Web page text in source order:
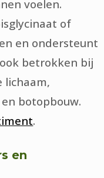
voelen.
of
en ondersteunt
betrokken bij
lichaam,
botopbouw.
.
en